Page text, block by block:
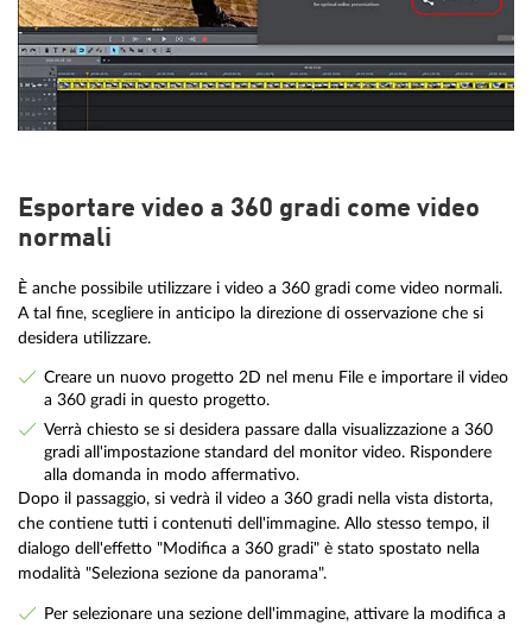
Esportare video a 360 gradi come video
normali
È anche possibile utilizzare i video a 360 gradi come video normali.
A tal fine, scegliere in anticipo la direzione di osservazione che si
desidera utilizzare.
Creare un nuovo progetto 2D nel menu File e importare il video
a 360 gradi in questo progetto.
Verrà chiesto se si desidera passare dalla visualizzazione a 360
gradi all'impostazione standard del monitor video. Rispondere
alla domanda in modo affermativo.
Dopo il passaggio, si vedrà il video a 360 gradi nella vista distorta,
che contiene tutti i contenuti dell'immagine. Allo stesso tempo, il
dialogo dell'effetto "Modifica a 360 gradi" è stato spostato nella
modalità "Seleziona sezione da panorama".
Per selezionare una sezione dell'immagine, attivare la modifica a